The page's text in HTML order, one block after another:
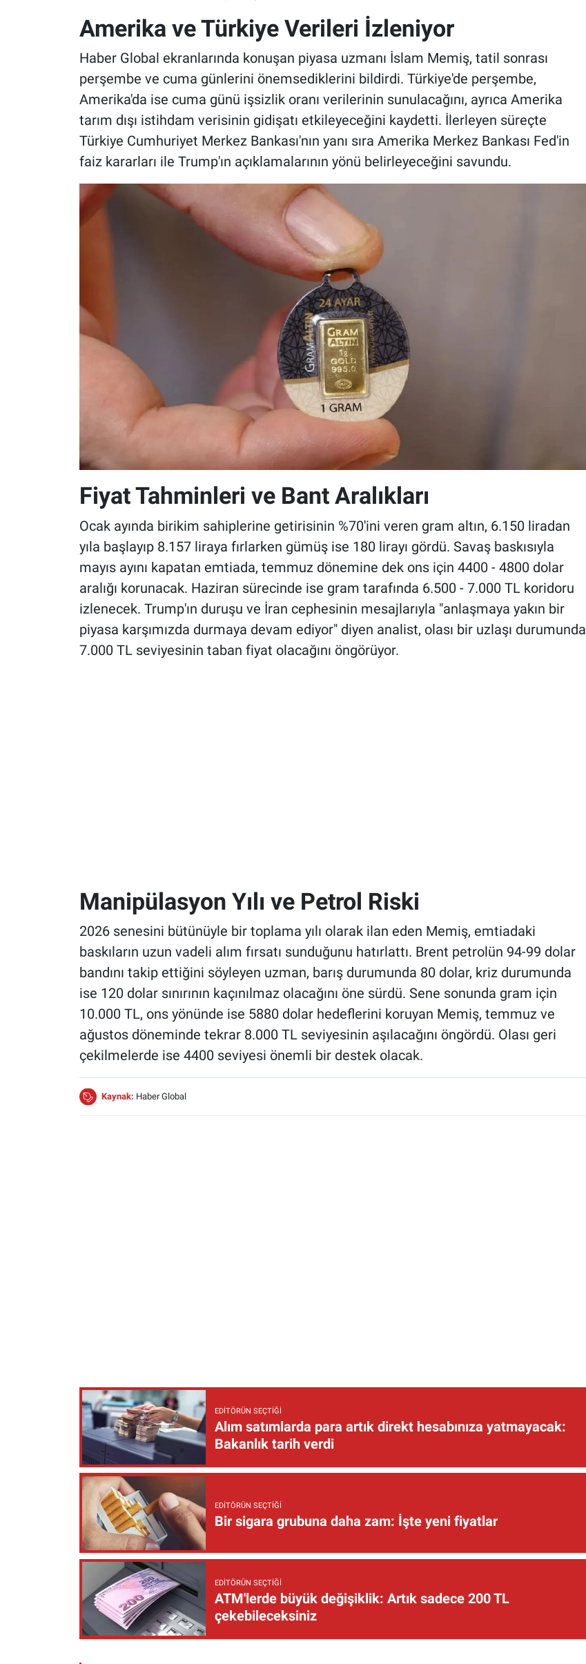
Amerika ve Türkiye Verileri İzleniyor
Haber Global ekranlarında konuşan piyasa uzmanı İslam Memiş, tatil sonrası
perşembe ve cuma günlerini önemsediklerini bildirdi. Türkiye'de perşembe,
Amerika'da ise cuma günü işsizlik oranı verilerinin sunulacağını, ayrıca Amerika
tarım dışı istihdam verisinin gidişatı etkileyeceğini kaydetti. İlerleyen süreçte
Türkiye Cumhuriyet Merkez Bankası'nın yanı sıra Amerika Merkez Bankası Fed'in
faiz kararları ile Trump'ın açıklamalarının yönü belirleyeceğini savundu.
Fiyat Tahminleri ve Bant Aralıkları
Ocak ayında birikim sahiplerine getirisinin %70'ini veren gram altın, 6.150 liradan
yıla başlayıp 8.157 liraya fırlarken gümüş ise 180 lirayı gördü. Savaş baskısıyla
mayıs ayını kapatan emtiada, temmuz dönemine dek ons için 4400 - 4800 dolar
aralığı korunacak. Haziran sürecinde ise gram tarafında 6.500 - 7.000 TL koridoru
izlenecek. Trump'ın duruşu ve İran cephesinin mesajlarıyla "anlaşmaya yakın bir
piyasa karşımızda durmaya devam ediyor" diyen analist, olası bir uzlaşı durumunda
7.000 TL seviyesinin taban fiyat olacağını öngörüyor.
Manipülasyon Yılı ve Petrol Riski
2026 senesini bütünüyle bir toplama yılı olarak ilan eden Memiş, emtiadaki
baskıların uzun vadeli alım fırsatı sunduğunu hatırlattı. Brent petrolün 94-99 dolar
bandını takip ettiğini söyleyen uzman, barış durumunda 80 dolar, kriz durumunda
ise 120 dolar sınırının kaçınılmaz olacağını öne sürdü. Sene sonunda gram için
10.000 TL, ons yönünde ise 5880 dolar hedeflerini koruyan Memiş, temmuz ve
ağustos döneminde tekrar 8.000 TL seviyesinin aşılacağını öngördü. Olası geri
çekilmelerde ise 4400 seviyesi önemli bir destek olacak.
Kaynak: Haber Global
EDITÖRÜN SEÇTIĞI
Alım satımlarda para artık direkt hesabınıza yatmayacak:
Bakanlık tarih verdi
EDITÖRÜN SEÇTIĞI
Bir sigara grubuna daha zam: İşte yeni fiyatlar
EDITÖRÜN SEÇTIĞI
ATM'lerde büyük değişiklik: Artık sadece 200 TL
çekebileceksiniz